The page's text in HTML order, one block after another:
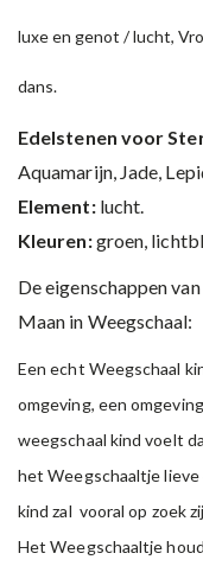
luxe en genot / lucht,
dans.
Edelstenen voor
Aquamarijn, Jade,
Element:lucht.
Kleuren:groen,
De eigenschappen
Maan in Weegschaal:
Een echt Weegschaal
omgeving, een
weegschaal kind voelt
het Weegschaaltje
kind zal vooral op zoek
Het Weegschaaltje